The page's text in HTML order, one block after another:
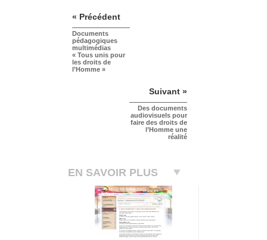
« Précédent
Documents
pédagogiques
multimédias
« Tous unis pour
les droits de
l’Homme »
Suivant »
Des documents
audiovisuels pour
faire des droits de
l’Homme une
réalité
EN SAVOIR PLUS